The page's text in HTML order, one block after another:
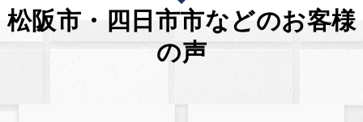
松阪市・四日市市などのお客様
の声